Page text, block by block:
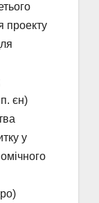
проекту
єн)
у